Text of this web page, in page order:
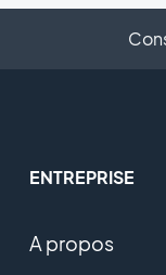
ENTREPRISE
A propos